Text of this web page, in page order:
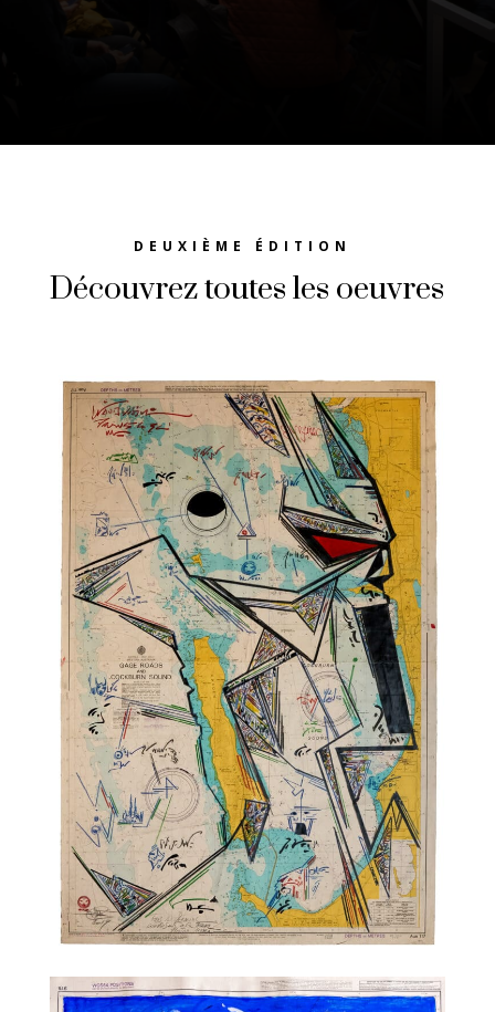
DEUXIÈME ÉDITION
Découvrez toutes les oeuvres
TALC01-28 – Philippe Druillet